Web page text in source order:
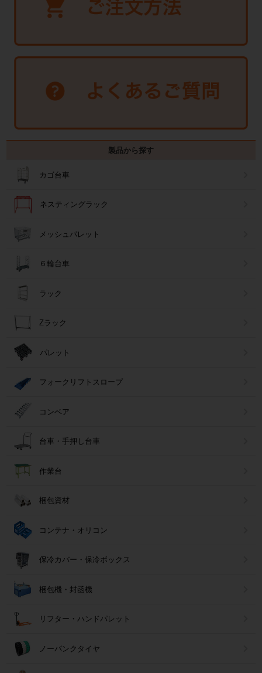
製品から探す
カゴ台車
ネスティングラック
メッシュパレット
６輪台車
ラック
Zラック
パレット
フォークリフトスロープ
コンベア
台車・手押し台車
作業台
梱包資材
コンテナ・オリコン
保冷カバー・保冷ボックス
梱包機・封函機
リフター・ハンドパレット
ノーパンクタイヤ